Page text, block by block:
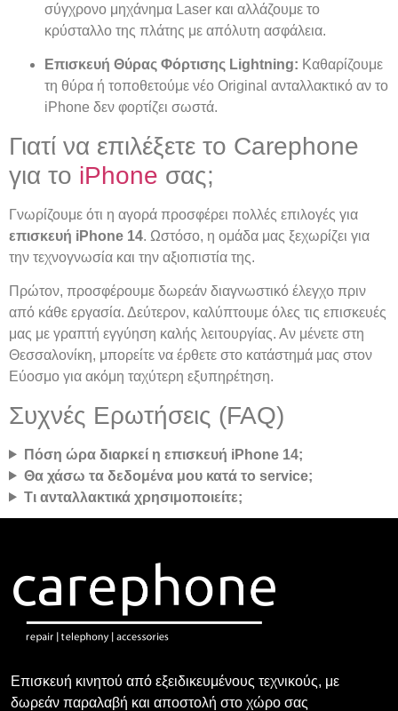
σύγχρονο μηχάνημα Laser και αλλάζουμε το
κρύσταλλο της πλάτης με απόλυτη ασφάλεια.
Επισκευή Θύρας Φόρτισης Lightning: Καθαρίζουμε
τη θύρα ή τοποθετούμε νέο Original ανταλλακτικό αν το
iPhone δεν φορτίζει σωστά.
Γιατί να επιλέξετε το Carephone
για το iPhone σας;
Γνωρίζουμε ότι η αγορά προσφέρει πολλές επιλογές για
επισκευή iPhone 14. Ωστόσο, η ομάδα μας ξεχωρίζει για
την τεχνογνωσία και την αξιοπιστία της.
Πρώτον, προσφέρουμε δωρεάν διαγνωστικό έλεγχο πριν
από κάθε εργασία. Δεύτερον, καλύπτουμε όλες τις επισκευές
μας με γραπτή εγγύηση καλής λειτουργίας. Αν μένετε στη
Θεσσαλονίκη, μπορείτε να έρθετε στο κατάστημά μας στον
Εύοσμο για ακόμη ταχύτερη εξυπηρέτηση.
Συχνές Ερωτήσεις (FAQ)
Πόση ώρα διαρκεί η επισκευή iPhone 14;
Θα χάσω τα δεδομένα μου κατά το service;
Τι ανταλλακτικά χρησιμοποιείτε;
Επισκευή κινητού από εξειδικευμένους τεχνικούς, με
δωρεάν παραλαβή και αποστολή στο χώρο σας